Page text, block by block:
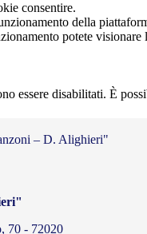
consentire.
della
potete visionare
essere disabilitati. È
– D. Alighieri"
70 - 72020